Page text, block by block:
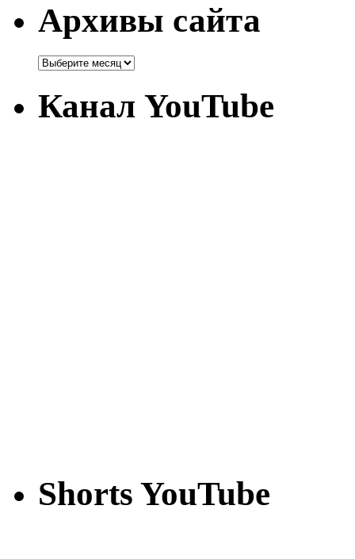
Архивы сайта
Канал YouTube
Shorts YouTube